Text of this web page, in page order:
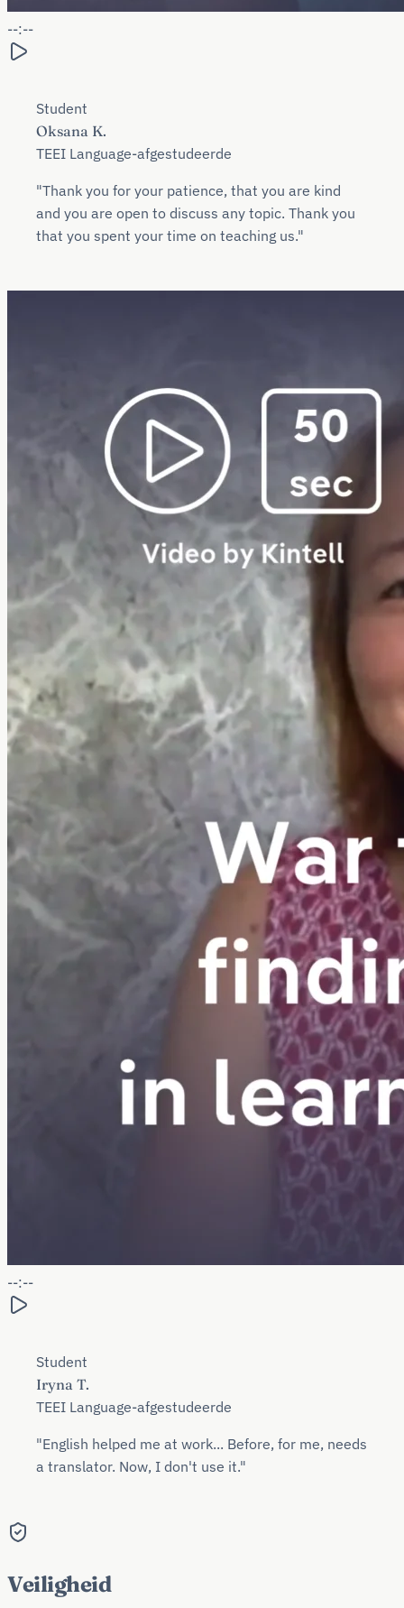
--:--
Student
Oksana K.
TEEI Language-afgestudeerde
"Thank you for your patience, that you are kind
and you are open to discuss any topic. Thank you
that you spent your time on teaching us."
--:--
Student
Iryna T.
TEEI Language-afgestudeerde
"English helped me at work... Before, for me, needs
a translator. Now, I don't use it."
Veiligheid